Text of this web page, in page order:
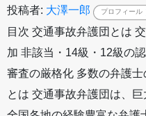
投稿者: 大澤一郎 プロフィール
目次 交通事故弁護団とは
加 非該当・14級・12級の
審査の厳格化 多数の弁護
とは 交通事故弁護団は、